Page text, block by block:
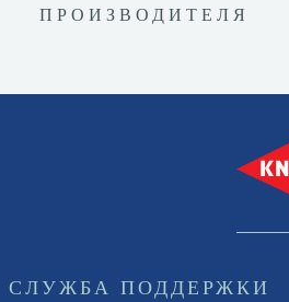
ПРОИЗВОДИТЕЛЯ
СЛУЖБА ПОДДЕРЖКИ